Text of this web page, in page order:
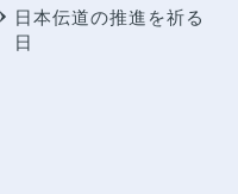
日本伝道の推進を祈る
日